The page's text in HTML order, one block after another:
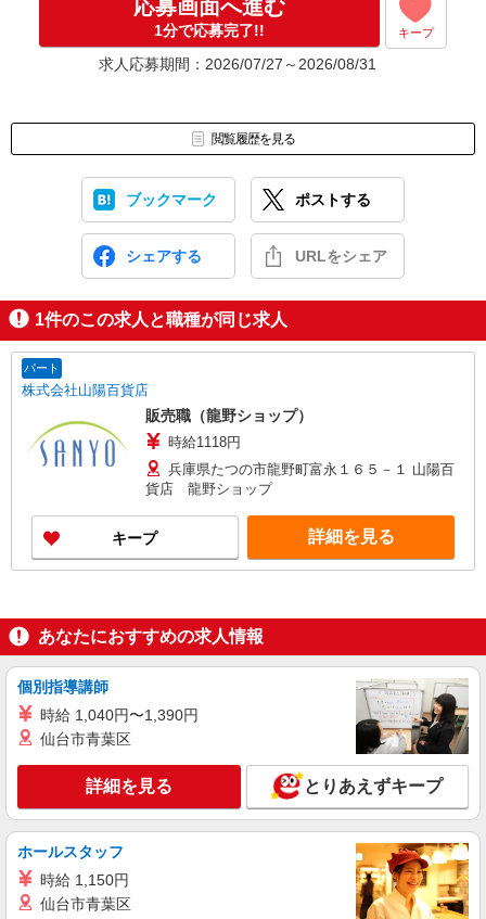
応募画面へ進む
1分で応募完了!! キープ
求人応募期間：2026/07/27～2026/08/31
閲覧履歴を見る
ブックマーク ポストする
シェアする URLをシェア
1件のこの求人と職種が同じ求人
パート
株式会社山陽百貨店
販売職（龍野ショップ）
時給1118円
兵庫県たつの市龍野町富永１６５－１ 山陽百
貨店 龍野ショップ
キープ 詳細を見る
あなたにおすすめの求人情報
個別指導講師
時給 1,040円〜1,390円
仙台市青葉区
詳細を見る とりあえずキープ
ホールスタッフ
時給 1,150円
仙台市青葉区